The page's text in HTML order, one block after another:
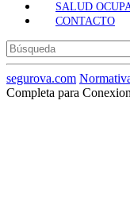
SALUD
CONTACTO
Search
for:
segurova.com
Completa para